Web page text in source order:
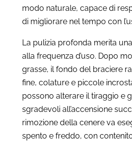
modo naturale, capace di
di migliorare nel tempo con
La pulizia profonda merita
alla frequenza d’uso. Dopo
grasse, il fondo del braciere
fine, colature e piccole
possono alterare il tiraggio e
sgradevoli all’accensione
rimozione della cenere va
spento e freddo, con